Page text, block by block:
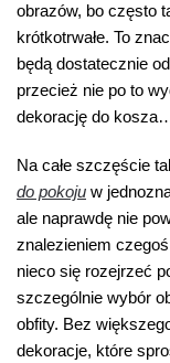
obrazów, bo często
krótkotrwałe. To
będą dostatecznie
przecież nie po to
dekorację do
Na całe szczęście
do pokoju w
ale naprawdę nie
znalezieniem
nieco się rozejrzeć
szczególnie wybór
obfity. Bez
dekoracje, które